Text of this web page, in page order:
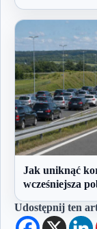
Jak uniknąć
wcześniejsza
Udostępnij ten